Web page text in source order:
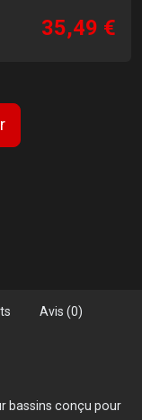
35,49 €
Avis (0)
bassins conçu pour